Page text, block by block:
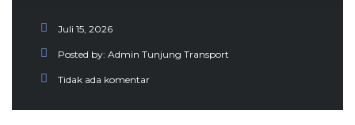
Juli 15, 2026
Posted by: Admin Tunjung Transport
Tidak ada komentar